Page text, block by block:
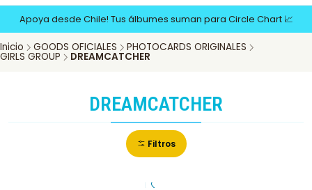
Apoya desde Chile! Tus álbumes suman para Circle Chart 📈
Inicio GOODS OFICIALES PHOTOCARDS ORIGINALES
GIRLS GROUP DREAMCATCHER
DREAMCATCHER
Filtros